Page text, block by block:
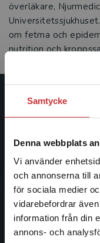
Samtycke
Denna webbplats
Vi använder
och annonserna till
för sociala medier
vidarebefordrar
information från din
annons- och
överläkare,
om fetma och
nutrition och
ledande
facklitteratur,
informationstjänster
längs hela
Kontakta oss